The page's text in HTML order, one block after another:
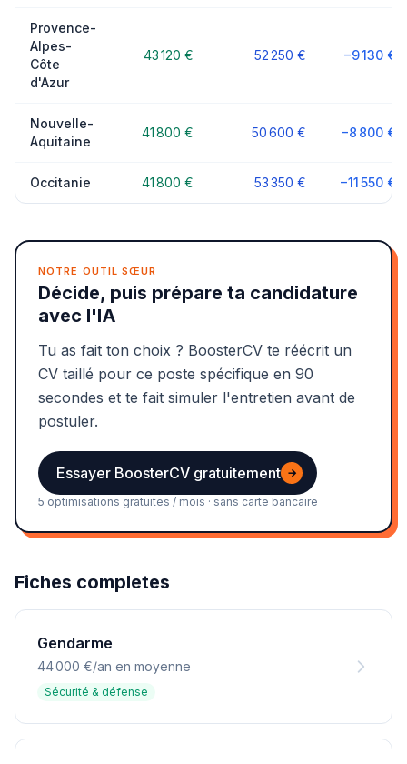
Provence-
Alpes-
Côte
d'Azur
43 120 € 52 250 € −9 130 €
Nouvelle-
Aquitaine
41 800 € 50 600 € −8 800 €
Occitanie 41 800 € 53 350 € −11 550 €
NOTRE OUTIL SŒUR
Décide, puis prépare ta candidature
avec l'IA
Tu as fait ton choix ? BoosterCV te réécrit un
CV taillé pour ce poste spécifique en 90
secondes et te fait simuler l'entretien avant de
postuler.
Essayer BoosterCV gratuitement →
5 optimisations gratuites / mois · sans carte bancaire
Fiches completes
Gendarme
44 000 €/an en moyenne
Sécurité & défense